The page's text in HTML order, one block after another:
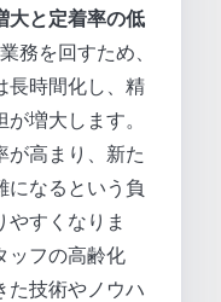
大と定着率の低
務を回すため、
長時間化し、精
増大します。
が高まり、新た
になるという負
やすくなりま
ッフの高齢化
た技術やノウハ